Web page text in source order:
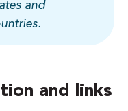
and
and links